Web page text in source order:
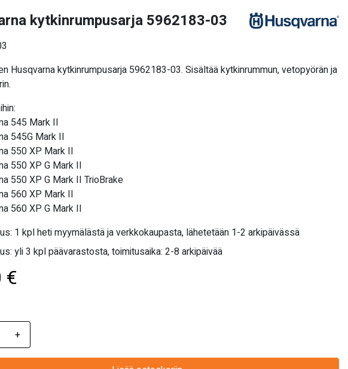
kytkinrumpusarja 5962183-03
Husqvarna kytkinrumpusarja 5962183-03. Sisältää kytkinrummun, vetopyörän ja
545 Mark II
545G Mark II
550 XP Mark II
550 XP G Mark II
550 XP G Mark II TrioBrake
560 XP Mark II
560 XP G Mark II
1 kpl heti myymälästä ja verkkokaupasta, lähetetään 1-2 arkipäivässä
yli 3 kpl päävarastosta, toimitusaika: 2-8 arkipäivää
€